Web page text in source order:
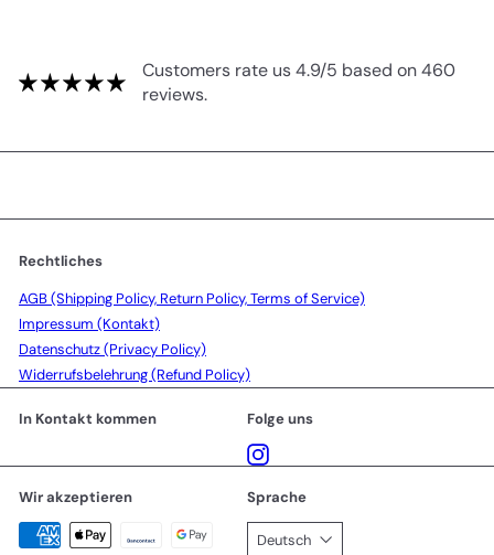
Customers rate us 4.9/5 based on 460
reviews.
Rechtliches
AGB (Shipping Policy, Return Policy, Terms of Service)
Impressum (Kontakt)
Datenschutz (Privacy Policy)
Widerrufsbelehrung (Refund Policy)
In Kontakt kommen
Folge uns
Instagram
Wir akzeptieren Sprache
Deutsch